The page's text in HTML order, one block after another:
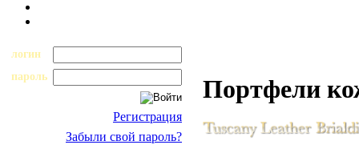
логин
пароль
Регистрация
Забыли свой пароль?
Портфели